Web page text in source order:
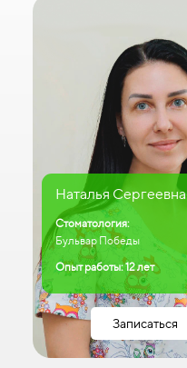
Наталья Сергеевна
Стоматология:
Бульвар Победы
Опыт работы: 12 лет
Записаться